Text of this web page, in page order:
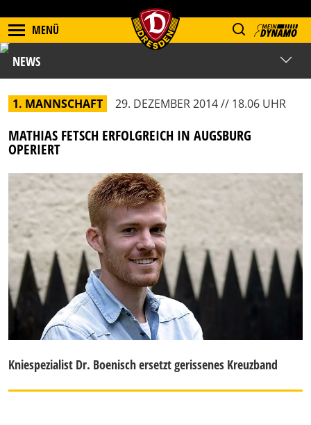
MENÜ
NEWS
1. MANNSCHAFT 29. DEZEMBER 2014 // 18.06 UHR
MATHIAS FETSCH ERFOLGREICH IN AUGSBURG
OPERIERT
Kniespezialist Dr. Boenisch ersetzt gerissenes Kreuzband